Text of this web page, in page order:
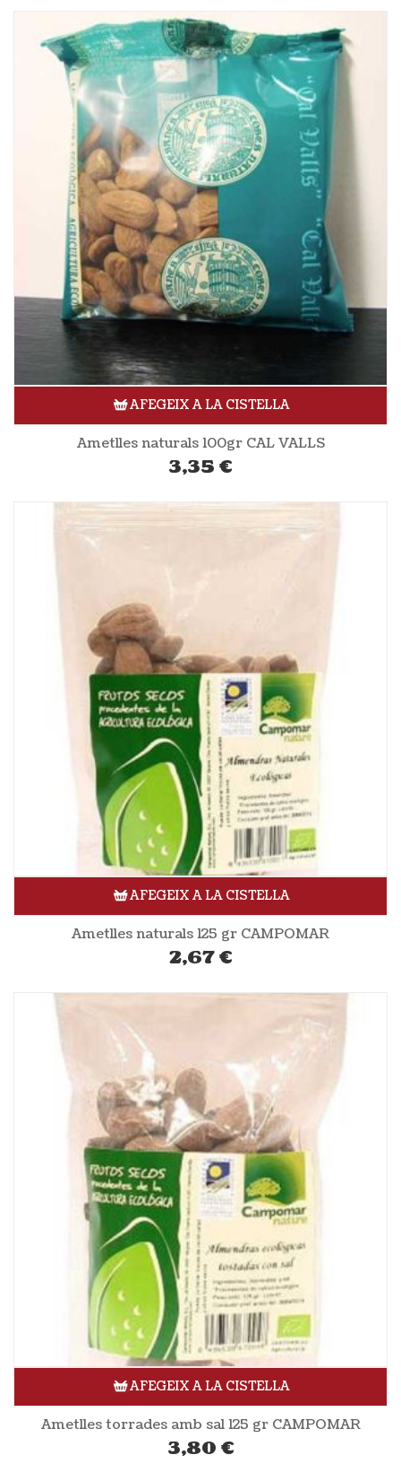
AFEGEIX A LA CISTELLA
Ametlles naturals 100gr CAL VALLS
3,35 €
AFEGEIX A LA CISTELLA
Ametlles naturals 125 gr CAMPOMAR
2,67€
AFEGEIX A LA CISTELLA
Ametlles torrades amb sal 125 gr CAMPOMAR
3,80 €